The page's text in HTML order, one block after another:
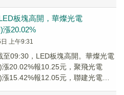
板塊高開，華燦光電
漲20.02%
上午9:31
至09:30，LED板塊高開。華燦光電
20.02%報10.25元，聚飛光電
15.42%報12.05元，聯建光電